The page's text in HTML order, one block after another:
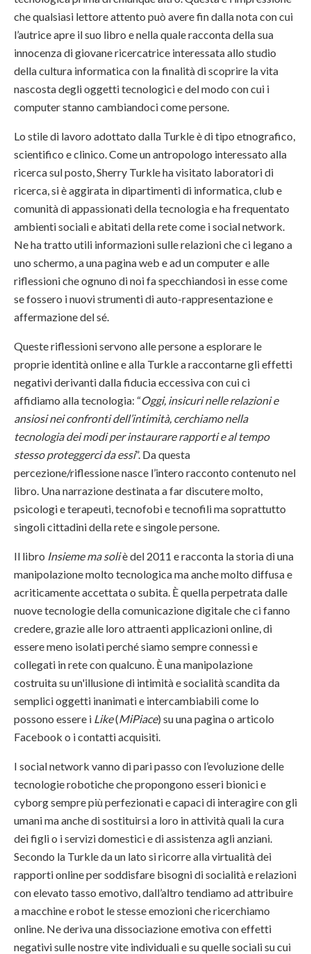
che qualsiasi lettore attento può avere fin dalla nota con cui
l’autrice apre il suo libro e nella quale racconta della sua
innocenza di giovane ricercatrice interessata allo studio
della cultura informatica con la finalità di scoprire la vita
nascosta degli oggetti tecnologici e del modo con cui i
computer stanno cambiandoci come persone.
Lo stile di lavoro adottato dalla Turkle è di tipo etnografico,
scientifico e clinico. Come un antropologo interessato alla
ricerca sul posto, Sherry Turkle ha visitato laboratori di
ricerca, si è aggirata in dipartimenti di informatica, club e
comunità di appassionati della tecnologia e ha frequentato
ambienti sociali e abitati della rete come i social network.
Ne ha tratto utili informazioni sulle relazioni che ci legano a
uno schermo, a una pagina web e ad un computer e alle
riflessioni che ognuno di noi fa specchiandosi in esse come
se fossero i nuovi strumenti di auto-rappresentazione e
affermazione del sé.
Queste riflessioni servono alle persone a esplorare le
proprie identità online e alla Turkle a raccontarne gli effetti
negativi derivanti dalla fiducia eccessiva con cui ci
affidiamo alla tecnologia: “Oggi, insicuri nelle relazioni e
ansiosi nei confronti dell’intimità, cerchiamo nella
tecnologia dei modi per instaurare rapporti e al tempo
stesso proteggerci da essi”. Da questa
percezione/riflessione nasce l’intero racconto contenuto nel
libro. Una narrazione destinata a far discutere molto,
psicologi e terapeuti, tecnofobi e tecnofili ma soprattutto
singoli cittadini della rete e singole persone.
Il libro Insieme ma soliè del 2011 e racconta la storia di una
manipolazione molto tecnologica ma anche molto diffusa e
acriticamente accettata o subita. È quella perpetrata dalle
nuove tecnologie della comunicazione digitale che ci fanno
credere, grazie alle loro attraenti applicazioni online, di
essere meno isolati perché siamo sempre connessi e
collegati in rete con qualcuno. È una manipolazione
costruita su un'illusione di intimità e socialità scandita da
semplici oggetti inanimati e intercambiabili come lo
possono essere i Like(MiPiace) su una pagina o articolo
Facebook o i contatti acquisiti.
I social network vanno di pari passo con l’evoluzione delle
tecnologie robotiche che propongono esseri bionici e
cyborg sempre più perfezionati e capaci di interagire con gli
umani ma anche di sostituirsi a loro in attività quali la cura
dei figli o i servizi domestici e di assistenza agli anziani.
Secondo la Turkle da un lato si ricorre alla virtualità dei
rapporti online per soddisfare bisogni di socialità e relazioni
con elevato tasso emotivo, dall’altro tendiamo ad attribuire
a macchine e robot le stesse emozioni che ricerchiamo
online. Ne deriva una dissociazione emotiva con effetti
negativi sulle nostre vite individuali e su quelle sociali su cui